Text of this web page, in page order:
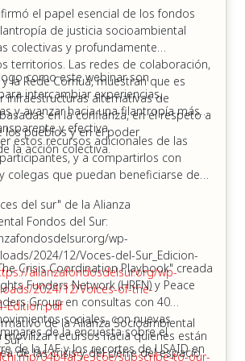
el papel esencial de los fondos
de justicia socioambiental
colectivas y profundamente
territorios. Las redes de colaboración,
la Rede Comuá, muestran que es
infraestructuras alternativas de
en la confianza, en el respeto a
los pueblos y en el poder
la acción colectiva.
como este webinar son
intercambiar experiencias,
y avanzar hacia una filantropía más
y efectiva.
estos recursos adicionales de las
y a compartirlos con
colegas que puedan beneficiarse de
del sur" de la Alianza
Fondos del Sur:
wp-
2024/12/Voces-del-Sur_Edicion-
2024/12/Voices-of-the-
Edition.pdf
de la Alianza Socioambiental
04b4af5e3c6e/subscribe-to-our-
Crisis Coordination Playbook" creada
Funders Network (HRFN) y Peace
Group en consultas con 40
sociales, con nuevas
recursos hacia quienes están
de las crisis y del cierre del espacio
de la encuesta sobre el
de la IAF y los recortes de USAID en